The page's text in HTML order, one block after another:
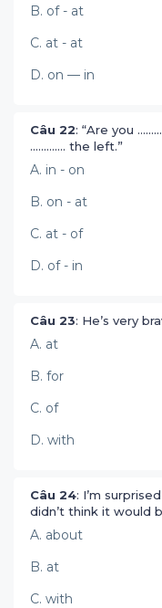
B. of - at
C. at - at
D. on — in
Câu 22: “Are you
............. the left.”
A. in - on
B. on - at
C. at - of
D. of - in
Câu 23: He’s very
A. at
B. for
C. of
D. with
Câu 24: I’m
didn’t think it would
A. about
B. at
C. with